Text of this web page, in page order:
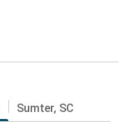
Sumter, SC